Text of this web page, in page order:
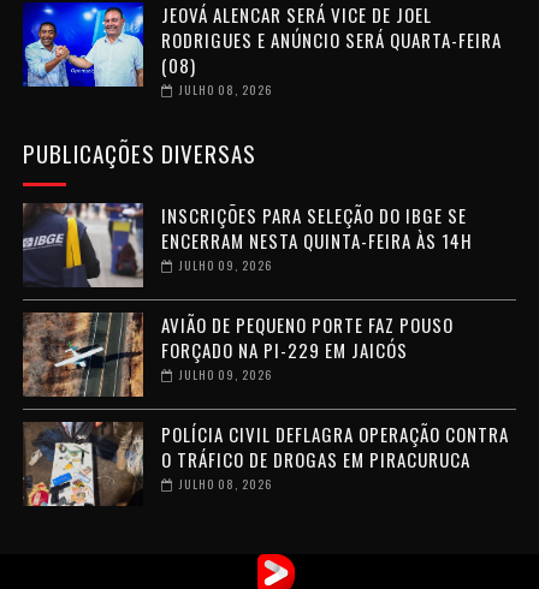
JEOVÁ ALENCAR SERÁ VICE DE JOEL
RODRIGUES E ANÚNCIO SERÁ QUARTA-FEIRA
(08)
JULHO 08, 2026
PUBLICAÇÕES DIVERSAS
INSCRIÇÕES PARA SELEÇÃO DO IBGE SE
ENCERRAM NESTA QUINTA-FEIRA ÀS 14H
JULHO 09, 2026
AVIÃO DE PEQUENO PORTE FAZ POUSO
FORÇADO NA PI-229 EM JAICÓS
JULHO 09, 2026
POLÍCIA CIVIL DEFLAGRA OPERAÇÃO CONTRA
O TRÁFICO DE DROGAS EM PIRACURUCA
JULHO 08, 2026